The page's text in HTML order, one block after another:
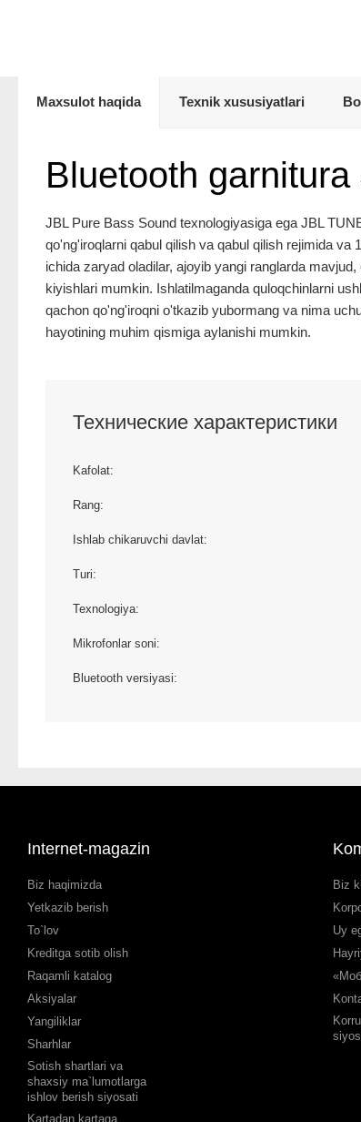
Maxsulot haqida Texnik xususiyatlari
Bluetooth
JBL Pure Bass Sound texnologiyasiga ega JBL
qo'ng'iroqlarni qabul qilish va qabul qilish rejimida
ichida zaryad oladilar, ajoyib yangi ranglarda
kiyishlari mumkin. Ishlatilmaganda quloqchinlarni
qachon qo'ng'iroqni o'tkazib yubormang va nima
hayotining muhim qismiga aylanishi mumkin.
Технические характеристики
Kafolat:
Rang:
Ishlab chikaruvchi davlat:
Turi:
Texnologiya:
Mikrofonlar soni:
Bluetooth versiyasi:
Internet-magazin
Biz haqimizda
Yetkazib berish
To`lov
Kreditga sotib olish
Raqamli katalog
Aksiyalar
Yangiliklar
Sharhlar
Sotish shartlari va
shaxsiy ma`lumotlarga
ishlov berish siyosati
Kartadan kartaga
Biz
Uy